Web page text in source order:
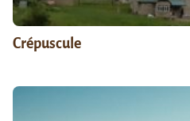
Crépuscule